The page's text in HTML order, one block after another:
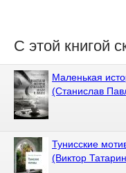
С этой книгой
Маленькая
(Станислав
Тунисские
(Виктор